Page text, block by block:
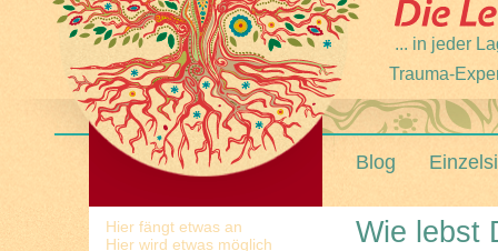
... in jeder
Trauma-
Blog
Hier fängt etwas an
Hier wird etwas möglich
Wie lebst